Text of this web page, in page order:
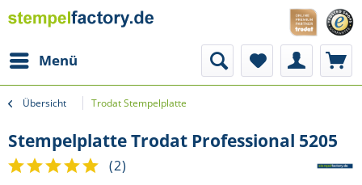
Menü
Übersicht Trodat Stempelplatte
Stempelplatte Trodat Professional 5205
(2)